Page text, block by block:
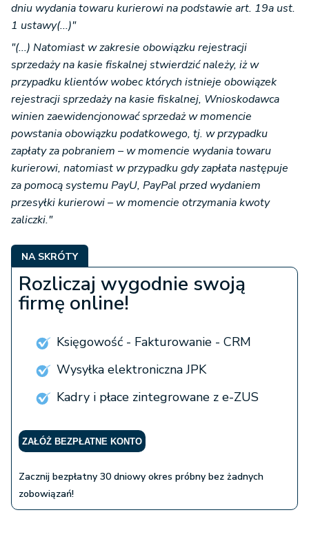
dniu wydania towaru kurierowi na podstawie art. 19a ust.
1 ustawy(...)"
"(...) Natomiast w zakresie obowiązku rejestracji
sprzedaży na kasie fiskalnej stwierdzić należy, iż w
przypadku klientów wobec których istnieje obowiązek
rejestracji sprzedaży na kasie fiskalnej, Wnioskodawca
winien zaewidencjonować sprzedaż w momencie
powstania obowiązku podatkowego, tj. w przypadku
zapłaty za pobraniem – w momencie wydania towaru
kurierowi, natomiast w przypadku gdy zapłata następuje
za pomocą systemu PayU, PayPal przed wydaniem
przesyłki kurierowi – w momencie otrzymania kwoty
zaliczki."
NA SKRÓTY
Rozliczaj wygodnie swoją
firmę online!
Księgowość - Fakturowanie - CRM
Wysyłka elektroniczna JPK
Kadry i płace zintegrowane z e-ZUS
ZAŁÓŻ BEZPŁATNE KONTO
Zacznij bezpłatny 30 dniowy okres próbny bez żadnych
zobowiązań!